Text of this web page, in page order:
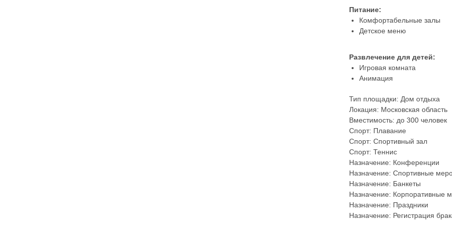
Питание:
Комфортабельные залы
Детское меню
Развлечение для детей:
Игровая комната
Анимация
Тип площадки: Дом отдыха
Локация: Московская область
Вместимость: до 300 человек
Спорт: Плавание
Спорт: Спортивный зал
Спорт: Теннис
Назначение: Конференции
Назначение: Спортивные
Назначение: Банкеты
Назначение: Корпоративные
Назначение: Праздники
Назначение: Регистрация